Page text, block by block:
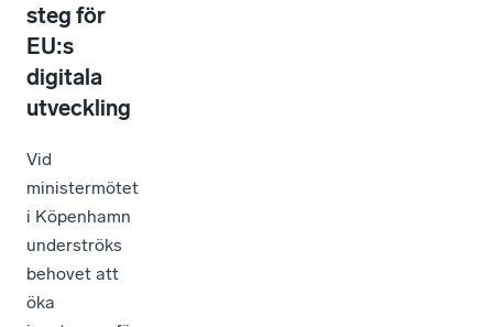
steg för
EU:s
digitala
utveckling
Vid
ministermötet
i Köpenhamn
underströks
behovet att
öka